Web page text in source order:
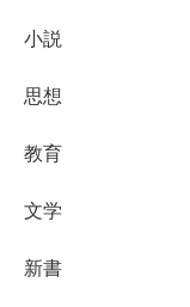
小説
思想
教育
文学
新書